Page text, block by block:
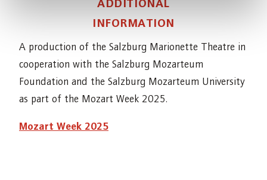
INFORMATION
A production of the Salzburg Marionette Theatre in
cooperation with the Salzburg Mozarteum
Foundation and the Salzburg Mozarteum University
as part of the Mozart Week 2025.
Mozart Week 2025